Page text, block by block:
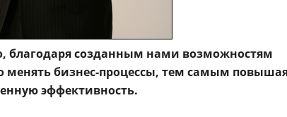
благодаря созданным нами возможностям
бизнес-процессы, тем самым
эффективность.